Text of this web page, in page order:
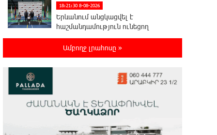
18:21:30 8-08-2026
Երևանում անցկացվել է
հաշմանդամություն ունեցող
Դմիտրի Մեդվեդև. Արևմուտքի
քաղաքականությունը Հայաստանի
նկատմամբ կրկնում է վրացական սցենարը
Ադրբեջանցիների բնակեցումը
Ամբողջ լրահոսը »